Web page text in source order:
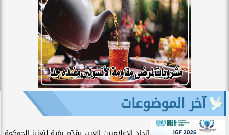
آخر الموضوعات